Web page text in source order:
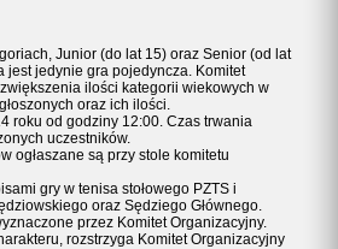
Junior (do lat 15) oraz Senior (od lat
jest jedynie gra pojedyncza. Komitet
ilości kategorii wiekowych w
oraz ich ilości.
roku od godziny 12:00. Czas trwania
uczestników.
ogłaszane są przy stole komitetu
gry w tenisa stołowego PZTS i
oraz Sędziego Głównego.
przez Komitet Organizacyjny.
rozstrzyga Komitet Organizacyjny